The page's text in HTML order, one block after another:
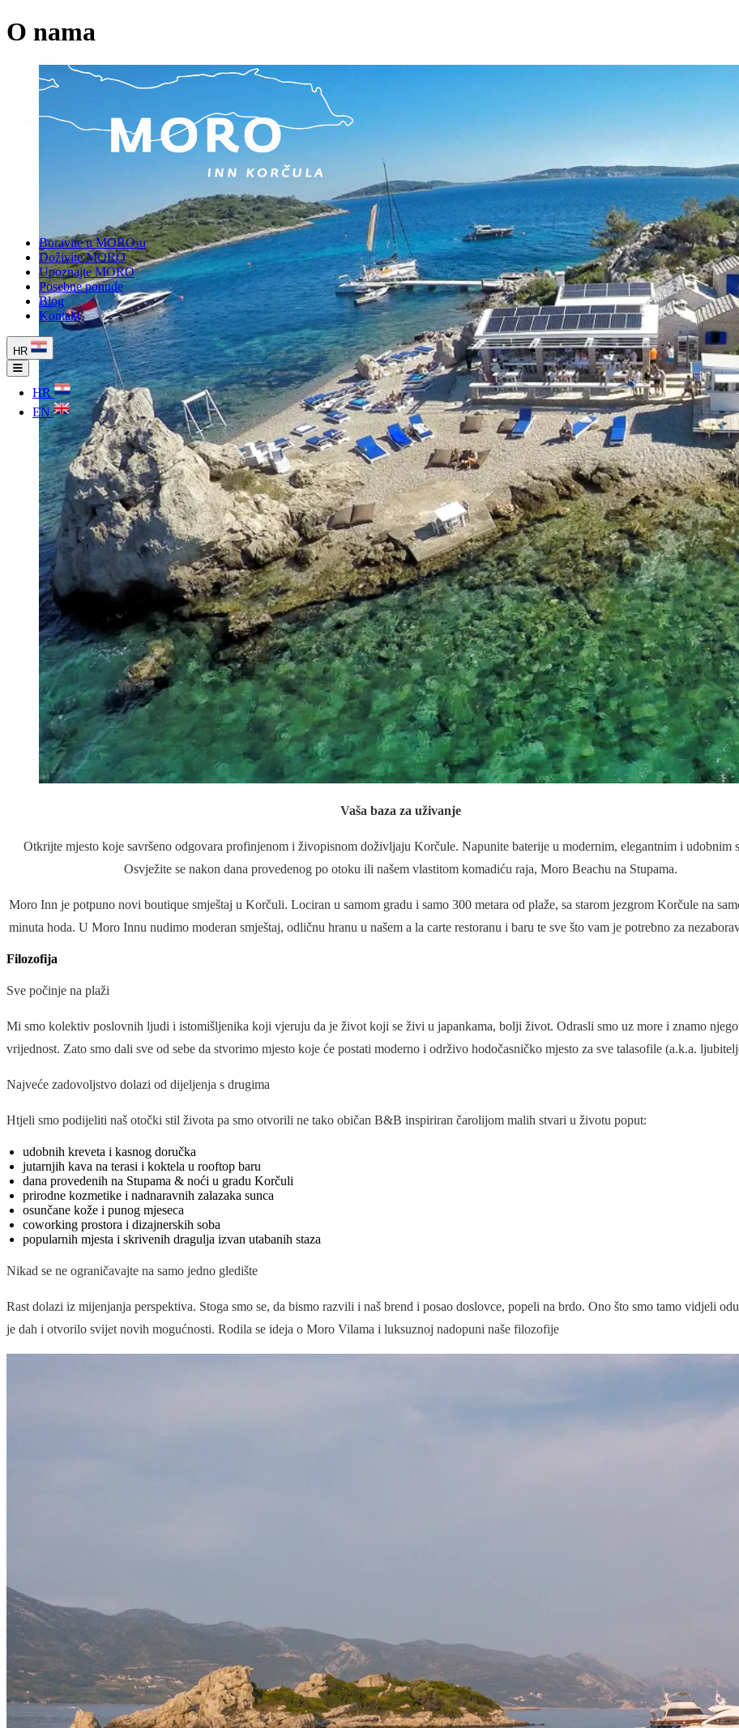
Boravite u MORO-u
Doživite MORO
Upoznajte MORO
Posebne ponude
Blog
Kontakt
HR
HR
EN
O nama
Vaša baza za uživanje
Otkrijte mjesto koje savršeno odgovara profinjenom i živopisnom doživljaju Korčule. Napunite baterije u modernim, elegantnim i udobnim
Osvježite se nakon dana provedenog po otoku ili našem vlastitom komadiću raja, Moro Beachu na Stupama.
Moro Inn je potpuno novi boutique smještaj u Korčuli. Lociran u samom gradu i samo 300 metara od plaže, sa starom jezgrom Korčule na
minuta hoda. U Moro Innu nudimo moderan smještaj, odličnu hranu u našem a la carte restoranu i baru te sve što vam je potrebno za
Filozofija
Sve počinje na plaži
Mi smo kolektiv poslovnih ljudi i istomišljenika koji vjeruju da je život koji se živi u japankama, bolji život. Odrasli smo uz more i znamo
vrijednost. Zato smo dali sve od sebe da stvorimo mjesto koje će postati moderno i održivo hodočasničko mjesto za sve talasofile (a.k.a.
Najveće zadovoljstvo dolazi od dijeljenja s drugima
Htjeli smo podijeliti naš otočki stil života pa smo otvorili ne tako običan B&B inspiriran čarolijom malih stvari u životu poput:
udobnih kreveta i kasnog doručka
jutarnjih kava na terasi i koktela u rooftop baru
dana provedenih na Stupama & noći u gradu Korčuli
prirodne kozmetike i nadnaravnih zalazaka sunca
osunčane kože i punog mjeseca
coworking prostora i dizajnerskih soba
popularnih mjesta i skrivenih dragulja izvan utabanih staza
Nikad se ne ograničavajte na samo jedno gledište
Rast dolazi iz mijenjanja perspektiva. Stoga smo se, da bismo razvili i naš brend i posao doslovce, popeli na brdo. Ono što smo tamo vidjeli
je dah i otvorilo svijet novih mogućnosti. Rodila se ideja o Moro Vilama i luksuznoj nadopuni naše filozofije
OIB: 74290921645
IBAN: HR9741330061110008598
Telefon: +385 20 412 057
Email: igor.kodzoman@gmail.com;info@back4moro.com
Nokumo